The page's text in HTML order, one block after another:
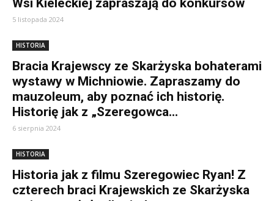
Wsi Kieleckiej zapraszają do konkursów
5 listopada 2024
HISTORIA
Bracia Krajewscy ze Skarżyska bohaterami
wystawy w Michniowie. Zapraszamy do
mauzoleum, aby poznać ich historię.
Historię jak z „Szeregowca...
6 sierpnia 2024
HISTORIA
Historia jak z filmu Szeregowiec Ryan! Z
czterech braci Krajewskich ze Skarżyska